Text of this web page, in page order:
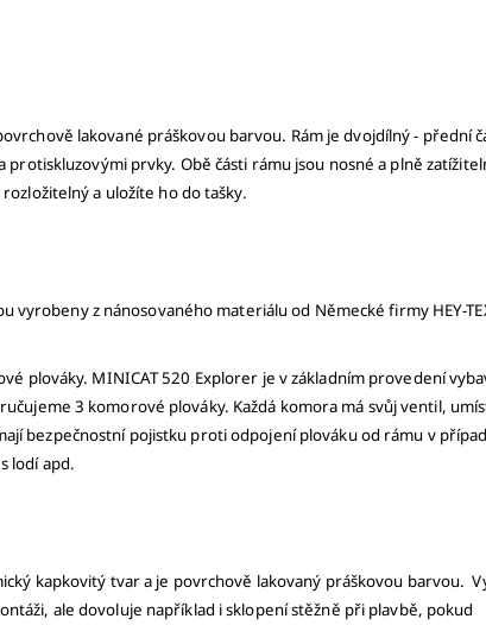
lakované práškovou barvou. Rám je dvojdílný - přední
prvky. Obě části rámu jsou nosné a plně
a uložíte ho do tašky.
z nánosovaného materiálu od Německé firmy HEY-
plováky. MINICAT 520 Explorer je v základním provedení
3 komorové plováky. Každá komora má svůj ventil,
bezpečnostní pojistku proti odpojení plováku od rámu v
lodí apd.
kapkovitý tvar a je povrchově lakovaný práškovou barvou.
ale dovoluje například i sklopení stěžně při plavbě, pokud